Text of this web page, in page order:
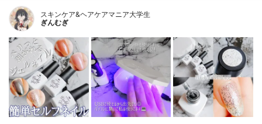
スキンケア&ヘアケアマニア大学生
ぎんむぎ